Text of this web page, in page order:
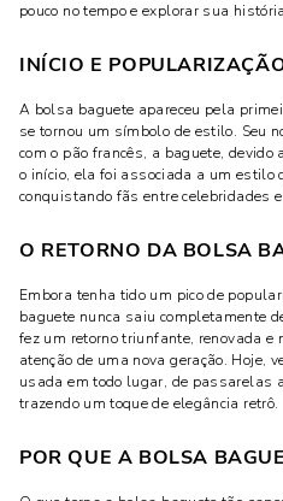
pouco no tempo e explorar sua
INÍCIO E
A bolsa baguete apareceu pela
se tornou um símbolo de estilo. Seu
com o pão francês, a baguete,
o início, ela foi associada a um estilo
conquistando fãs entre celebridades
O RETORNO DA BOLSA
Embora tenha tido um pico de
baguete nunca saiu completamente
fez um retorno triunfante, renovada e
atenção de uma nova geração. Hoje,
usada em todo lugar, de passarelas
trazendo um toque de elegância retrô.
POR QUE A BOLSA